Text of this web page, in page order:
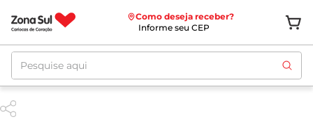
Como deseja receber?
Informe seu CEP
Pesquise aqui